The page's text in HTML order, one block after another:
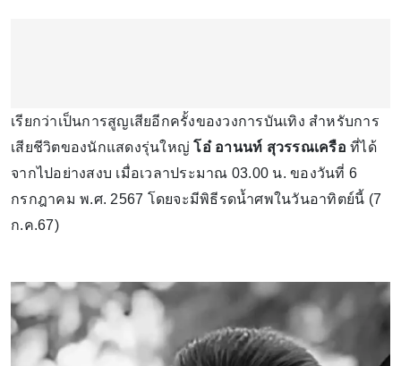
เรียกว่าเป็นการสูญเสียอีกครั้งของวงการบันเทิง สำหรับการ
เสียชีวิตของนักแสดงรุ่นใหญ่โอ๋ อานนท์ สุวรรณเครือ ที่ได้
จากไปอย่างสงบ เมื่อเวลาประมาณ 03.00 น. ของวันที่ 6
กรกฎาคม พ.ศ. 2567 โดยจะมีพิธีรดน้ำศพในวันอาทิตย์นี้ (7
ก.ค.67)